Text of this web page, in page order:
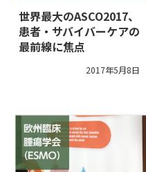
世界最大のASCO2017、
患者・サバイバーケアの
最前線に焦点
2017年5月8日